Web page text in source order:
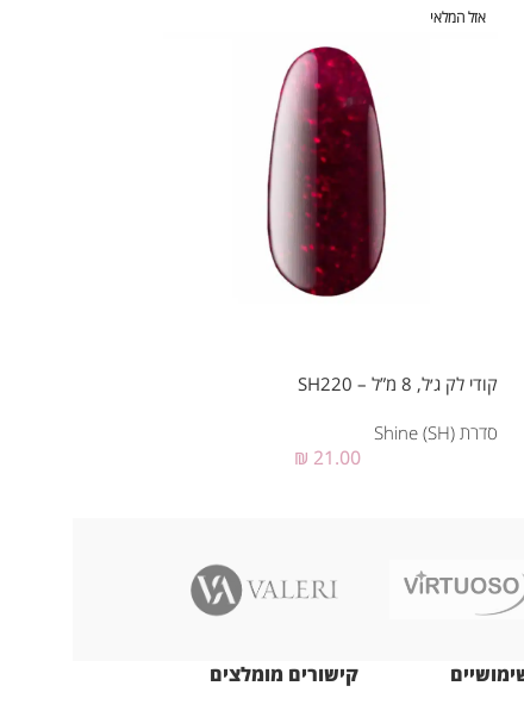
אזל המלאי
קודי לק ג׳ל, 8 מ”ל – SH220
סדרת Shine (SH)
₪ 21.00
קישורים מומלצים